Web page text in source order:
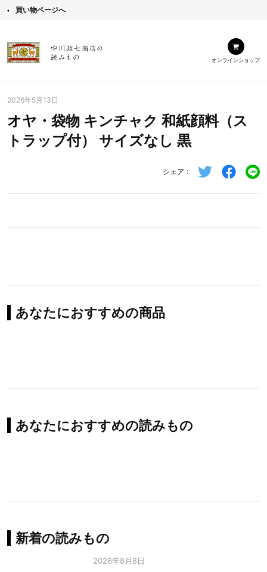
買い物ページへ
オンラインショップ
2026年5月13日
オヤ・袋物 キンチャク 和紙顔料（ス
トラップ付） サイズなし 黒
シェア
あなたにおすすめの商品
あなたにおすすめの読みもの
新着の読みもの
2026年8月8日